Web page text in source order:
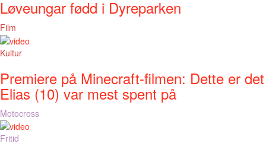
Løveungar fødd i Dyreparken
Film
Kultur
Premiere på Minecraft-filmen: Dette er det
Elias (10) var mest spent på
Motocross
Fritid